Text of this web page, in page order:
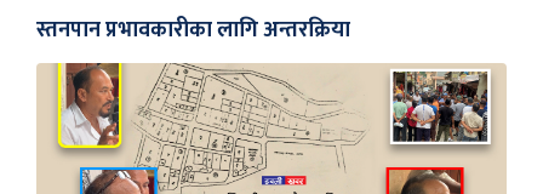
स्तनपान प्रभावकारीका लागि अन्तरक्रिया